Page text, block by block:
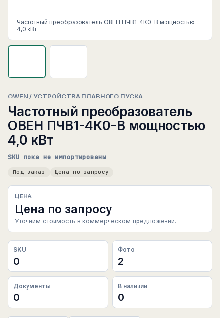
Частотный преобразователь ОВЕН ПЧВ1-4К0-В мощностью
4,0 кВт
OWEN / УСТРОЙСТВА ПЛАВНОГО ПУСКА
Частотный преобразователь
ОВЕН ПЧВ1-4К0-В мощностью
4,0 кВт
SKU пока не импортированы
Под заказ Цена по запросу
ЦЕНА
Цена по запросу
Уточним стоимость в коммерческом предложении.
SKU
0
Фото
2
Документы
0
В наличии
0